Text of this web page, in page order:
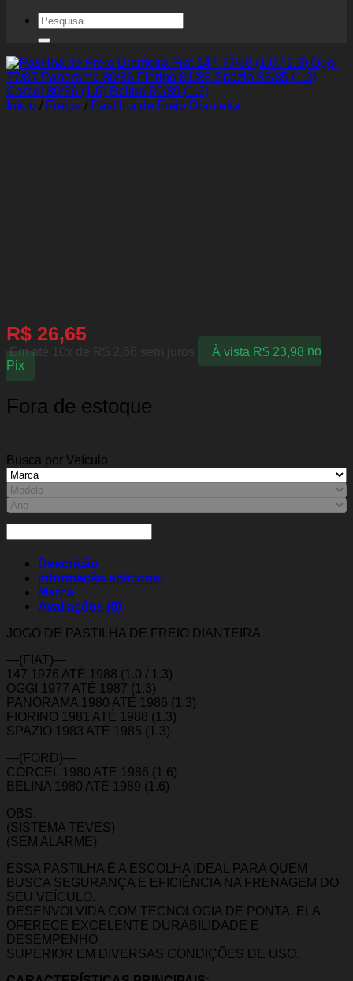
Pesquisar
por:
Início / Freios / Pastilha de Freio Dianteira
R$ 26,65
Em até 10x de R$ 2,66 sem juros À vista R$23,98 no
Pix
Fora de estoque
Busca por Veículo
Descrição
Informação adicional
Marca
Avaliações (0)
JOGO DE PASTILHA DE FREIO DIANTEIRA
—(FIAT)—
147 1976 ATÉ 1988 (1.0 / 1.3)
OGGI 1977 ATÉ 1987 (1.3)
PANORAMA 1980 ATÉ 1986 (1.3)
FIORINO 1981 ATÉ 1988 (1.3)
SPAZIO 1983 ATÉ 1985 (1.3)
—(FORD)—
CORCEL 1980 ATÉ 1986 (1.6)
BELINA 1980 ATÉ 1989 (1.6)
OBS:
(SISTEMA TEVES)
(SEM ALARME)
ESSA PASTILHA É A ESCOLHA IDEAL PARA QUEM
BUSCA SEGURANÇA E EFICIÊNCIA NA FRENAGEM DO
SEU VEÍCULO.
DESENVOLVIDA COM TECNOLOGIA DE PONTA, ELA
OFERECE EXCELENTE DURABILIDADE E
DESEMPENHO
SUPERIOR EM DIVERSAS CONDIÇÕES DE USO.